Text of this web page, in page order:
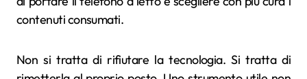
contenuti consumati.
Non si tratta di rifiutare la tecnologia. Si tratta di